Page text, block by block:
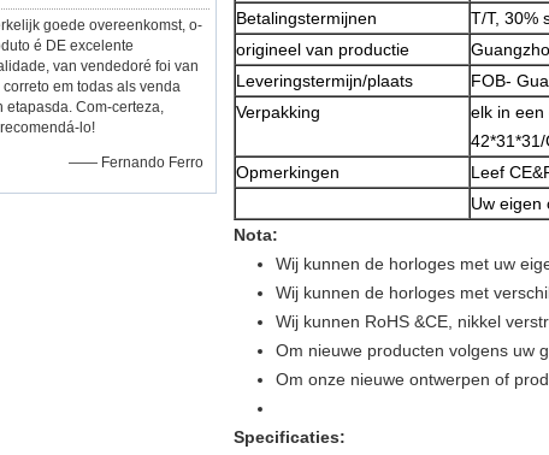
goede overeenkomst, o-
é DE excelente
van vendedoré foi van
correto em todas als venda
etapasda. Com-certeza,
lo!
—— Fernando Ferro
Betalingstermijnen
T/T, 30%
origineel van productie
Leveringstermijn/plaats
FOB-
Verpakking
elk in een
Opmerkingen
Leef
Uw eigen
Nota:
Wij kunnen de horloges met uw
Wij kunnen de horloges met
Wij kunnen RoHS &CE, nikkel
Om nieuwe producten volgens uw
Om onze nieuwe ontwerpen of
Specificaties: